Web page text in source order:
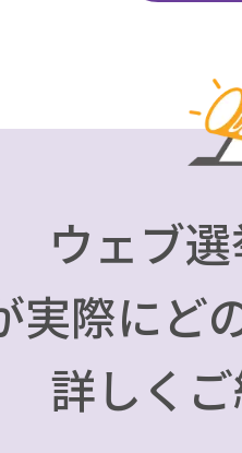
業がワンクリ
挙では記入ミ
います。
紙の投票用紙
かかっていた
トメリットも
他団体の事例
単に投票でき
は投票率が約
来は4、5時
化され、選挙
ました。
ウェブ
実際にど
詳しく